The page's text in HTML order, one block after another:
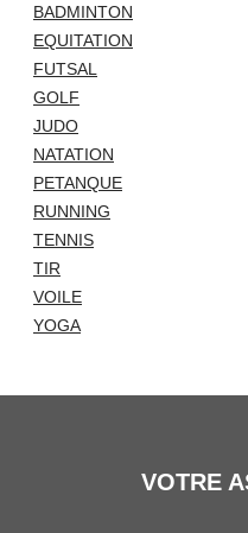
BADMINTON
EQUITATION
FUTSAL
GOLF
JUDO
NATATION
PETANQUE
RUNNING
TENNIS
TIR
VOILE
YOGA
VOTRE